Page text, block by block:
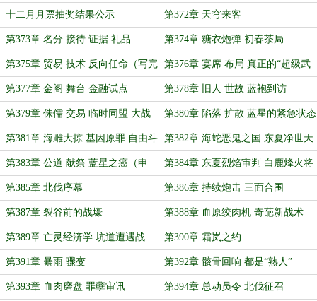
十二月月票抽奖结果公示 第372章 天穹来客
第373章 名分 接待 证据 礼品 第374章 糖衣炮弹 初春茶局
第375章 贸易 技术 反向任命（写完
了，还是发吧）
第376章 宴席 布局 真正的“超级武
器”
第377章 金阁 舞台 金融试点 第378章 旧人 世故 蓝袍到访
第379章 侏儒 交易 临时同盟 大战
准备
第380章 陷落 扩散 蓝星的紧急状态
第381章 海雕大掠 基因原罪 自由斗
士
第382章 海蛇恶鬼之国 东夏净世天
火
第383章 公道 献祭 蓝星之癌（申
鹤，晚，约14:00）
第384章 东夏烈焰审判 白鹿烽火将
燃
第385章 北伐序幕 第386章 持续炮击 三面合围
第387章 裂谷前的战壕 第388章 血原绞肉机 奇葩新战术
第389章 亡灵经济学 坑道遭遇战
（勿等）
第390章 霜岚之约
第391章 暴雨 骤变 第392章 骸骨回响 都是“熟人”
第393章 血肉磨盘 罪孽审讯 第394章 总动员令 北伐征召